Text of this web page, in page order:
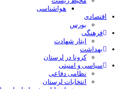
هواشناسی
اقتصادی
بورس
فرهنگی
ایثار شهادت
بهداشت
کرونا در لرستان
سیاسی و امنیتی
نظامی دفاعی
انتخابات لرستان